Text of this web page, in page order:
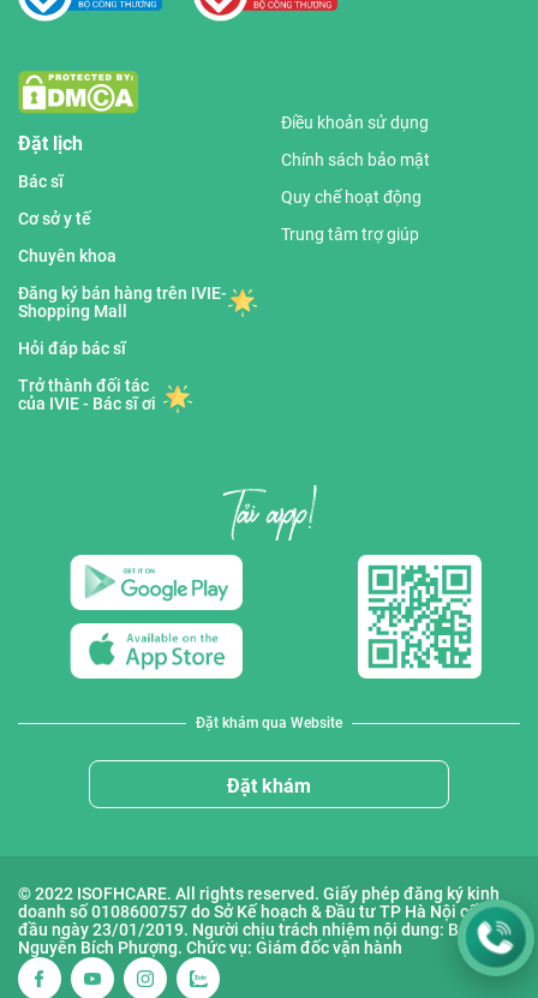
Đặt lịch
Bác sĩ
Cơ sở y tế
Chuyên khoa
Đăng ký bán hàng trên IVIE-
Shopping Mall
Hỏi đáp bác sĩ
Trở thành đối tác
của IVIE - Bác sĩ ơi
Điều khoản sử dụng
Chính sách bảo mật
Quy chế hoạt động
Trung tâm trợ giúp
Đặt khám qua Website
Đặt khám
© 2022 ISOFHCARE. All rights reserved. Giấy phép đăng ký kinh
doanh số 0108600757 do Sở Kế hoạch & Đầu tư TP Hà Nội cấp lần
đầu ngày 23/01/2019. Người chịu trách nhiệm nội dung: Bà
Nguyễn Bích Phượng. Chức vụ: Giám đốc vận hành